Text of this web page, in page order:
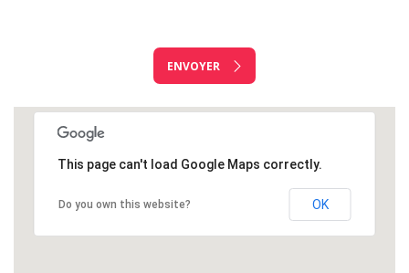
ENVOYER
This page can't load Google Maps correctly.
Do you own this website? OK